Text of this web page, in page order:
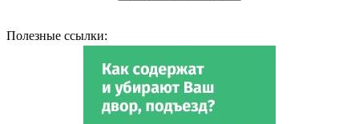
Полезные ссылки: